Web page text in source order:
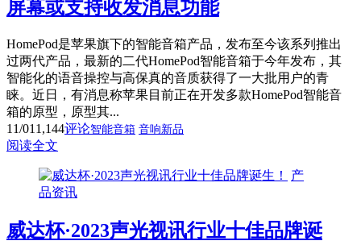
屏幕或支持收发消息功能
HomePod是苹果旗下的智能音箱产品，发布至今该系列推出
过两代产品，最新的二代HomePod智能音箱于今年发布，其
智能化的语音操控与高保真的音质获得了一大批用户的青
睐。近日，有消息称苹果目前正在开发多款HomePod智能音
箱的原型，原型其...
11/01 1,144评论智能音箱 音响新品
阅读全文
产
品资讯
威达杯·2023声光视讯行业十佳品牌诞